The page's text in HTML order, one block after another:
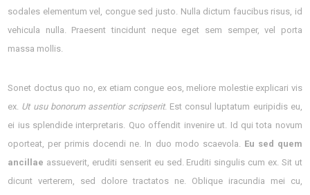
sodales elementum vel, congue sed justo. Nulla dictum faucibus risus, id
vehicula nulla. Praesent tincidunt neque eget sem semper, vel porta
massa mollis.
Sonet doctus quo no, ex etiam congue eos, meliore molestie explicari vis
ex. Ut usu bonorum assentior scripserit. Est consul luptatum euripidis eu,
ei ius splendide interpretaris. Quo offendit invenire ut. Id qui tota novum
oporteat, per primis docendi ne. In duo modo scaevola. Eu sed quem
ancillae assueverit, eruditi senserit eu sed. Eruditi singulis cum ex. Sit ut
dicunt verterem, sed dolore tractatos ne. Oblique iracundia mei cu,